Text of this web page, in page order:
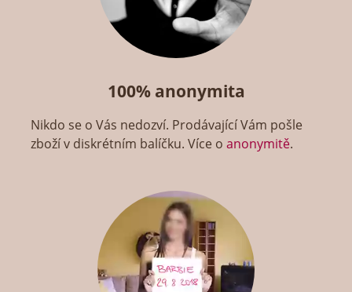
100% anonymita
Nikdo se o Vás nedozví. Prodávající Vám pošle
zboží v diskrétním balíčku. Více oanonymitě.